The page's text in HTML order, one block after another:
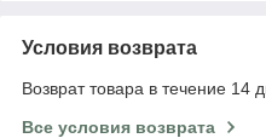
Условия возврата
Возврат товара в течение 14
Все условия возврата